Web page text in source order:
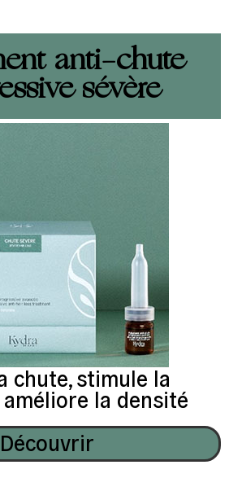
anti-chute
sévère
chute, stimule la
améliore la densité
Découvrir